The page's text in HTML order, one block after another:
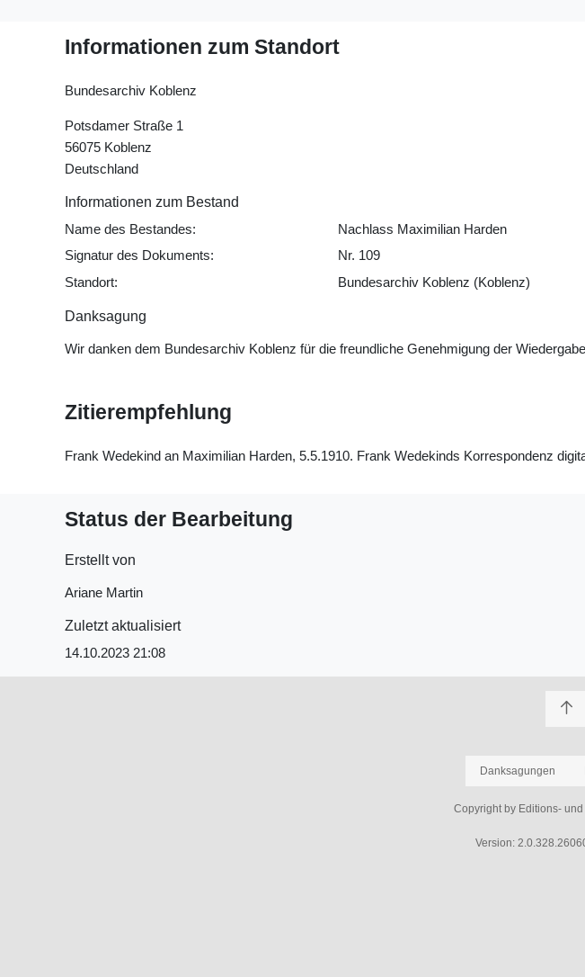
Informationen zum Standort
Bundesarchiv Koblenz
Potsdamer Straße 1
56075 Koblenz
Deutschland
Informationen zum Bestand
Name des Bestandes:
Nachlass Maximilian Harden
Signatur des Dokuments:
Nr. 109
Standort:
Bundesarchiv Koblenz (Koblenz)
Danksagung
Wir danken dem Bundesarchiv Koblenz für die freundliche Genehmigung der
Zitierempfehlung
Frank Wedekind an Maximilian Harden, 5.5.1910. Frank Wedekinds Korrespondenz
Status der Bearbeitung
Erstellt von
Ariane Martin
Zuletzt aktualisiert
14.10.2023 21:08
Danksagungen
Copyright by Editions-
Version: